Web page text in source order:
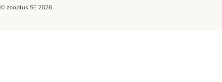
© zooplus SE 2026